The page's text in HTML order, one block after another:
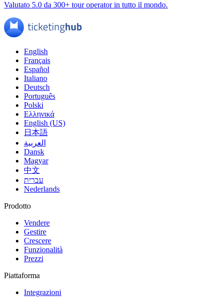
Valutato 5.0 da 300+ tour operator in tutto il mondo.
English
Français
Español
Italiano
Deutsch
Português
Polski
Ελληνικά
English (US)
日本語
العربية
Dansk
Magyar
中文
עברית
Nederlands
Prodotto
Vendere
Gestire
Crescere
Funzionalità
Prezzi
Piattaforma
Integrazioni